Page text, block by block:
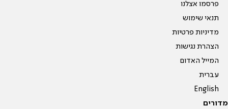
פרסמו אצלנו
תנאי שימוש
מדיניות פרטיות
הצהרת נגישות
המייל האדום
עברית
English
מדורים